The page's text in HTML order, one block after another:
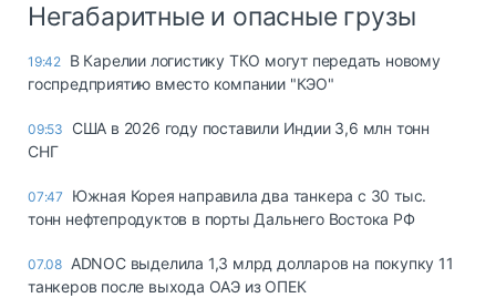
Негабаритные и опасные грузы
19:42 В Карелии логистику ТКО могут передать новому
госпредприятию вместо компании "КЭО"
09:53
США в 2026 году поставили Индии 3,6 млн тонн
СНГ
07:47
Южная Корея направила два танкера с 30 тыс.
тонн нефтепродуктов в порты Дальнего Востока РФ
07.08 ADNOC выделила 1,3 млрд долларов на покупку 11
танкеров после выхода ОАЭ из ОПЕК